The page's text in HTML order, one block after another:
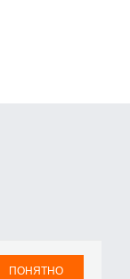
ПОНЯТНО